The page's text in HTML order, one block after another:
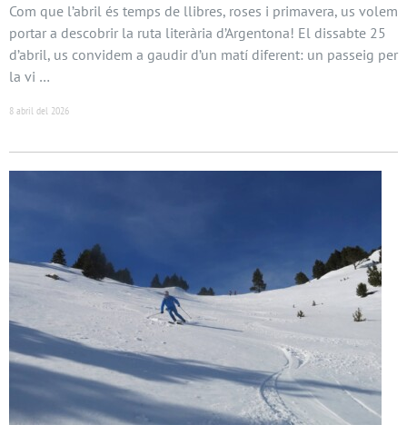
Com que l’abril és temps de llibres, roses i primavera, us volem
portar a descobrir la ruta literària d’Argentona! El dissabte 25
d’abril, us convidem a gaudir d’un matí diferent: un passeig per
la vi …
8 abril del 2026